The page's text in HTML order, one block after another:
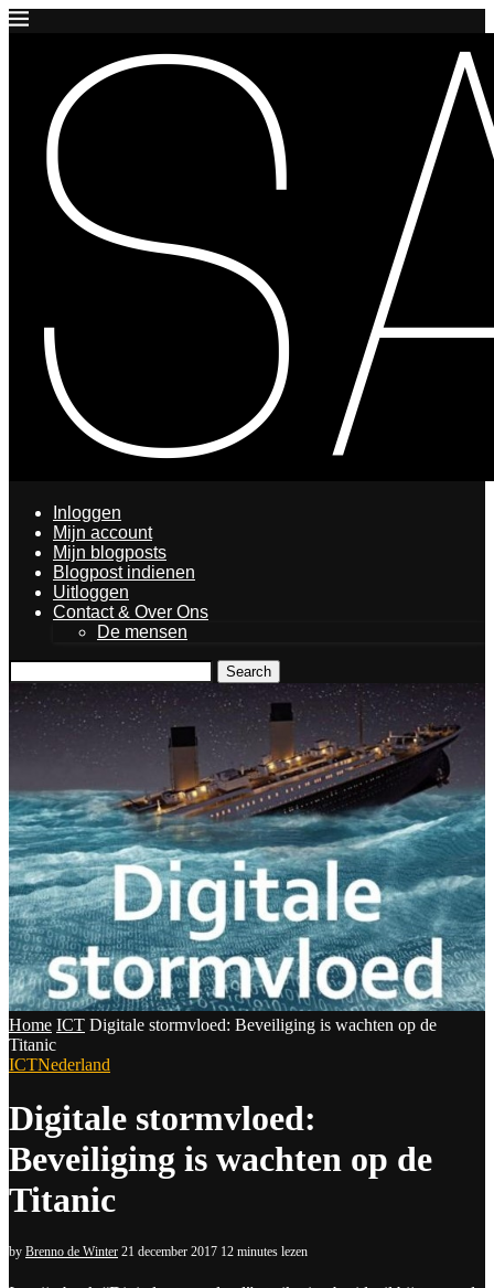
Inloggen
Mijn account
Mijn blogposts
Blogpost indienen
Uitloggen
Contact & Over Ons
De mensen
Search
Home ICT Digitale stormvloed: Beveiliging is wachten op de
Titanic
ICTNederland
Digitale stormvloed:
Beveiliging is wachten op de
Titanic
by Brenno de Winter 21 december 2017 12 minutes lezen